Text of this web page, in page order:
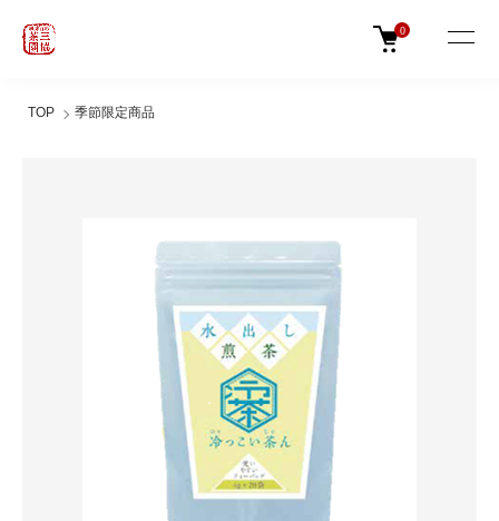
0
TOP 季節限定商品